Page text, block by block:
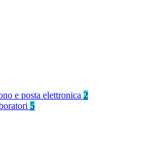
e posta elettronica 2
5